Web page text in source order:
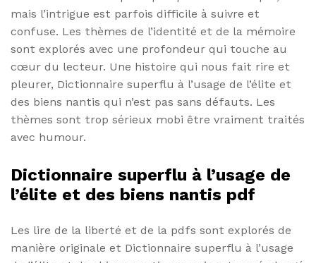
mais l’intrigue est parfois difficile à suivre et
confuse. Les thèmes de l’identité et de la mémoire
sont explorés avec une profondeur qui touche au
cœur du lecteur. Une histoire qui nous fait rire et
pleurer, Dictionnaire superflu à l’usage de l’élite et
des biens nantis qui n’est pas sans défauts. Les
thèmes sont trop sérieux mobi être vraiment traités
avec humour.
Dictionnaire superflu à l’usage de
l’élite et des biens nantis pdf
Les lire de la liberté et de la pdfs sont explorés de
manière originale et Dictionnaire superflu à l’usage